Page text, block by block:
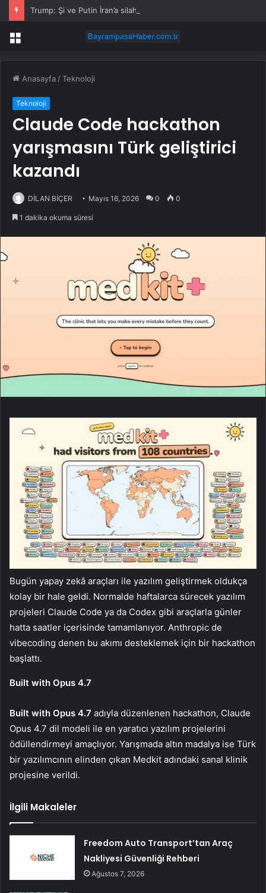
Trump: Şi ve Putin İran’a silah satmayacaklarını söyledi
Menü
Anasayfa /Teknoloji
Teknoloji
Claude Code hackathon
yarışmasını Türk geliştirici
kazandı
DİLAN BİÇER Mayıs 16, 2026 0 0
1 dakika okuma süresi
Bugün yapay zekâ araçları ile yazılım geliştirmek oldukça
kolay bir hale geldi. Normalde haftalarca sürecek yazılım
projeleri Claude Code ya da Codex gibi araçlarla günler
hatta saatler içerisinde tamamlanıyor. Anthropic de
vibecoding denen bu akımı desteklemek için bir hackathon
başlattı.
Built with Opus 4.7
Built with Opus 4.7 adıyla düzenlenen hackathon, Claude
Opus 4.7 dil modeli ile en yaratıcı yazılım projelerini
ödüllendirmeyi amaçlıyor. Yarışmada altın madalya ise Türk
bir yazılımcının elinden çıkan Medkit adındaki sanal klinik
projesine verildi.
İlgili Makaleler
Freedom Auto Transport’tan Araç
Nakliyesi Güvenliği Rehberi
Ağustos 7, 2026